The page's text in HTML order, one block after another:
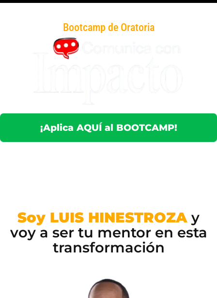
Bootcamp de Oratoria
¡Aplica AQUÍ al BOOTCAMP!
Soy LUIS HINESTROZA y
voy a ser tu mentor en esta
transformación